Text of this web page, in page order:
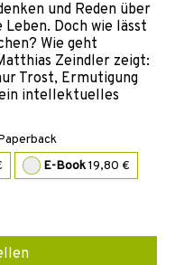
und Reden über
Doch wie lässt
Wie geht
Zeindler zeigt:
Trost, Ermutigung
intellektuelles
E-Book19,80 €